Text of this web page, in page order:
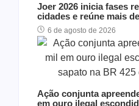
Joer 2026 inicia fases
cidades e reúne mais
6 de agosto de 2026
Ação conjunta
em ouro ilegal